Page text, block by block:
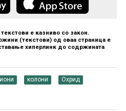
е казниво со закон.
(текстови) од оваа страница е
хиперлинк до содржината
колони Охрид